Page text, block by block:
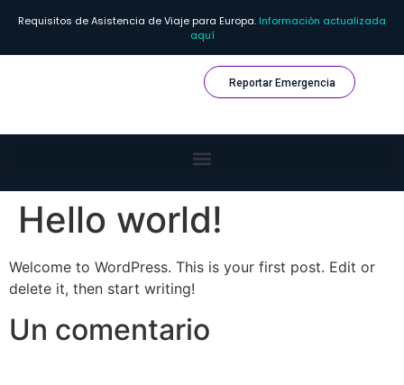
Requisitos de Asistencia de Viaje para Europa. Información actualizada
aquí
Reportar Emergencia
Hello world!
Welcome to WordPress. This is your first post. Edit or
delete it, then start writing!
Un comentario